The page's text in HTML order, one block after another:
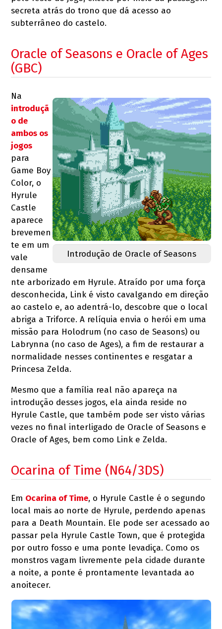
secreta atrás do trono que dá acesso ao
subterrâneo do castelo.
Oracle of Seasons e Oracle of Ages
(GBC)
Introdução de Oracle of Seasons
Na
introduçã
o de
ambos os
jogos
para
Game Boy
Color, o
Hyrule
Castle
aparece
brevemen
te em um
vale
densame
nte arborizado em Hyrule. Atraído por uma força
desconhecida, Link é visto cavalgando em direção
ao castelo e, ao adentrá-lo, descobre que o local
abriga a Triforce. A relíquia envia o herói em uma
missão para Holodrum (no caso de Seasons) ou
Labrynna (no caso de Ages), a fim de restaurar a
normalidade nesses continentes e resgatar a
Princesa Zelda.
Mesmo que a família real não apareça na
introdução desses jogos, ela ainda reside no
Hyrule Castle, que também pode ser visto várias
vezes no final interligado de Oracle of Seasons e
Oracle of Ages, bem como Link e Zelda.
Ocarina of Time (N64/3DS)
Em Ocarina of Time, o Hyrule Castle é o segundo
local mais ao norte de Hyrule, perdendo apenas
para a Death Mountain. Ele pode ser acessado ao
passar pela Hyrule Castle Town, que é protegida
por outro fosso e uma ponte levadiça. Como os
monstros vagam livremente pela cidade durante
a noite, a ponte é prontamente levantada ao
anoitecer.